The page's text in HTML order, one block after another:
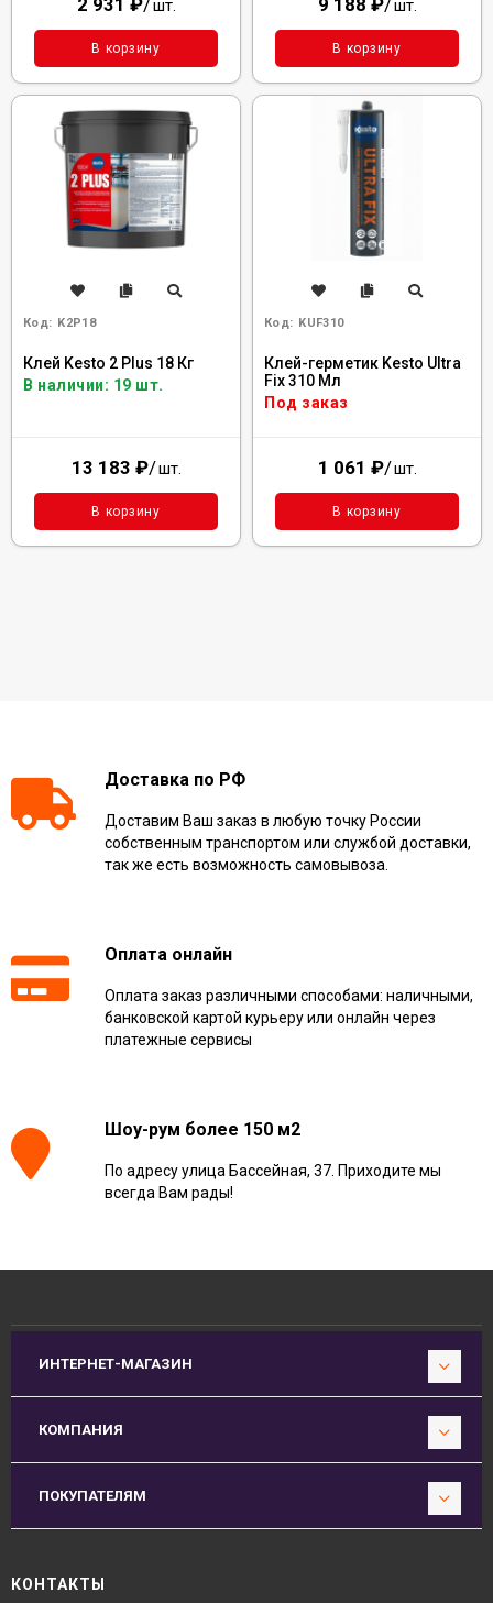
2 931 ₽/шт.
В корзину
9 188 ₽/шт.
В корзину
Код: K2P18
Клей Kesto 2 Plus 18 Кг
В наличии: 19 шт.
13 183 ₽/шт.
В корзину
Код: KUF310
Клей-герметик Kesto Ultra
Fix 310 Мл
Под заказ
1 061 ₽/шт.
В корзину
Доставка по РФ
Доставим Ваш заказ в любую точку России
собственным транспортом или службой доставки,
так же есть возможность самовывоза.
Оплата онлайн
Оплата заказ различными способами: наличными,
банковской картой курьеру или онлайн через
платежные сервисы
Шоу-рум более 150 м2
По адресу улица Бассейная, 37. Приходите мы
всегда Вам рады!
ИНТЕРНЕТ-МАГАЗИН
КОМПАНИЯ
ПОКУПАТЕЛЯМ
КОНТАКТЫ